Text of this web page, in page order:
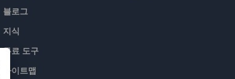
블로그
지식
무료 도구
사이트맵